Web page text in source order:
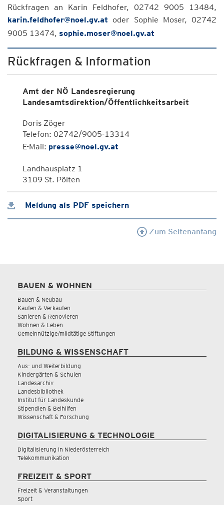
Rückfragen an Karin Feldhofer, 02742 9005 13484,
karin.feldhofer@noel.gv.at oder Sophie Moser, 02742
9005 13474, sophie.moser@noel.gv.at
Rückfragen & Information
Amt der NÖ Landesregierung
Landesamtsdirektion/Öffentlichkeitsarbeit
Doris Zöger
Telefon: 02742/9005-13314
E-Mail: presse@noel.gv.at
Landhausplatz 1
3109 St. Pölten
Meldung als PDF speichern
Zum Seitenanfang
BAUEN & WOHNEN
Bauen & Neubau
Kaufen & Verkaufen
Sanieren & Renovieren
Wohnen & Leben
Gemeinnützige/mildtätige Stiftungen
BILDUNG & WISSENSCHAFT
Aus- und Weiterbildung
Kindergärten & Schulen
Landesarchiv
Landesbibliothek
Institut für Landeskunde
Stipendien & Beihilfen
Wissenschaft & Forschung
DIGITALISIERUNG & TECHNOLOGIE
Digitalisierung in Niederösterreich
Telekommunikation
FREIZEIT & SPORT
Freizeit & Veranstaltungen
Sport